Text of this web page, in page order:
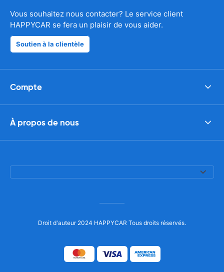
Vous souhaitez nous contacter? Le service client
HAPPYCAR se fera un plaisir de vous aider.
Soutien à la clientèle
Compte
À propos de nous
Droit d'auteur 2024 HAPPYCAR Tous droits réservés.